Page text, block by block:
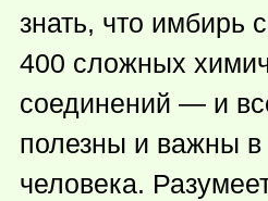
знать, что имбирь
400 сложных
соединений — и
полезны и важны в
человека.